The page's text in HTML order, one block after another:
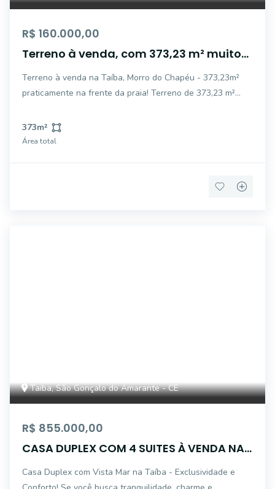
R$ 160.000,00
Terreno à venda, com 373,23 m² muito
Morro do Chapéu (CE).
Terreno à venda na Taíba, Morro do Chapéu - 373,23m²
praticamente na frente da praia! Terreno de 373,23 m²
(CE). O lote fica praticamente de frente para a praia, a
poucos passos da areia, em u
373m²
Área total
Taiba, São Gonçalo do Amarante - CE
R$ 855.000,00
CASA DUPLEX COM 4 SUITES À VENDA NA
Casa Duplex com Vista Mar na Taíba - Exclusividade e